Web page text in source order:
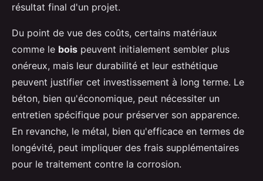
résultat final d'un projet.
Du point de vue des coûts, certains matériaux
comme le bois peuvent initialement sembler plus
onéreux, mais leur durabilité et leur esthétique
peuvent justifier cet investissement à long terme. Le
béton, bien qu'économique, peut nécessiter un
entretien spécifique pour préserver son apparence.
En revanche, le métal, bien qu'efficace en termes de
longévité, peut impliquer des frais supplémentaires
pour le traitement contre la corrosion.